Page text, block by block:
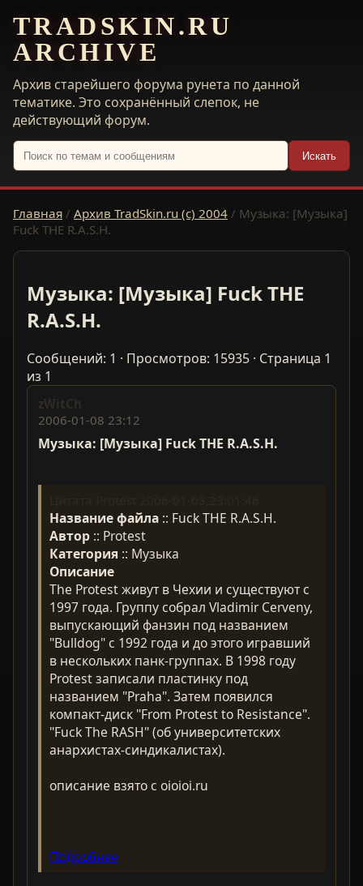
TRADSKIN.RU
ARCHIVE
Архив старейшего форума рунета по данной
тематике. Это сохранённый слепок, не
действующий форум.
Искать
Главная / Архив TradSkin.ru (с) 2004 / Музыка: [Музыка]
Fuck THE R.A.S.H.
Музыка: [Музыка] Fuck THE
R.A.S.H.
Сообщений: 1 · Просмотров: 15935 · Страница 1
из 1
zWitCh
2006-01-08 23:12
Музыка: [Музыка] Fuck THE R.A.S.H.
Название файла :: Fuck THE R.A.S.H.
Автор :: Protest
Категория :: Музыка
Описание
The Protest живут в Чехии и существуют с
1997 года. Группу собрал Vladimir Cerveny,
выпускающий фанзин под названием
"Bulldog" с 1992 года и до этого игравший
в нескольких панк-группах. В 1998 году
Protest записали пластинку под
названием "Praha". Затем появился
компакт-диск "From Protest to Resistance".
"Fuck The RASH" (об университетских
анархистах-синдикалистах).
описание взято с oioioi.ru
Подробнее